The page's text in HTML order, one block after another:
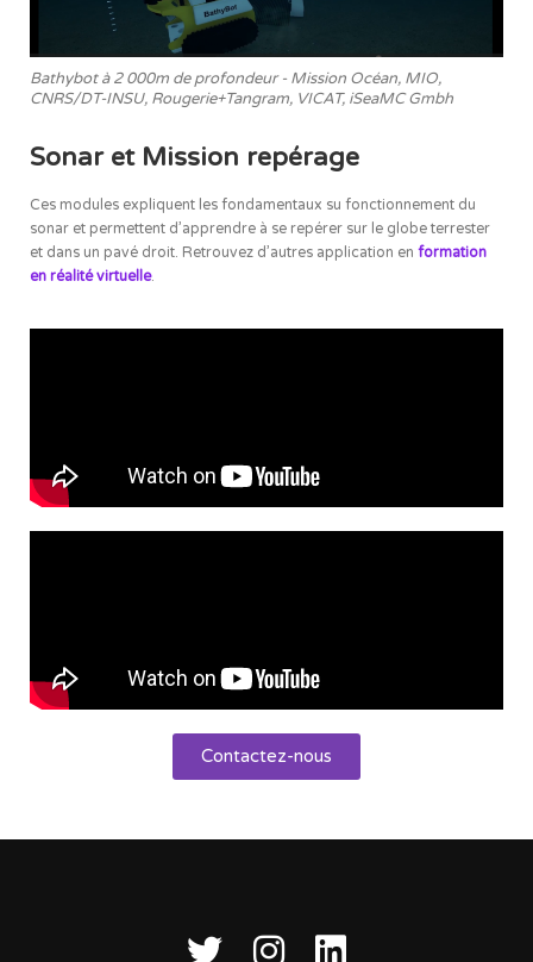
Bathybot à 2 000m de profondeur - Mission Océan, MIO,
CNRS/DT-INSU, Rougerie+Tangram, VICAT, iSeaMC Gmbh
Sonar et Mission repérage
Ces modules expliquent les fondamentaux su fonctionnement du
sonar et permettent d’apprendre à se repérer sur le globe terrester
et dans un pavé droit. Retrouvez d’autres application en formation
en réalité virtuelle.
Contactez-nous